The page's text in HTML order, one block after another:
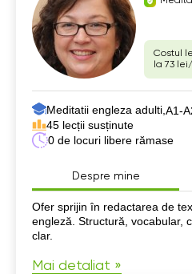
Costul
la 73
Meditatii engleza adulti, А1-
45 lecții susținute
0 de locuri libere rămase
Despre mine
Despre mine
Ofer sprijin în redactarea de
engleză. Structură, vocabular,
clar.
Mai detaliat »